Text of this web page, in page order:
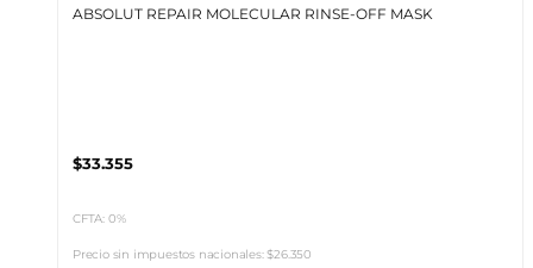
ABSOLUT REPAIR MOLECULAR RINSE-OFF MASK
$33.355
CFTA: 0%
Precio sin impuestos nacionales:$26.350